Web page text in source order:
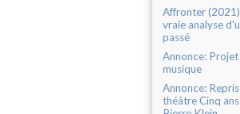
Affronter
vraie analyse
passé
Annonce: Projet
musique
Annonce:
théâtre Cinq